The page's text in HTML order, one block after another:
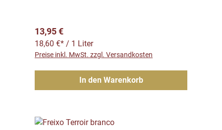
Regulärer Preis:
13,95 €
18,60 €* / 1 Liter
Preise inkl. MwSt. zzgl. Versandkosten
In den Warenkorb